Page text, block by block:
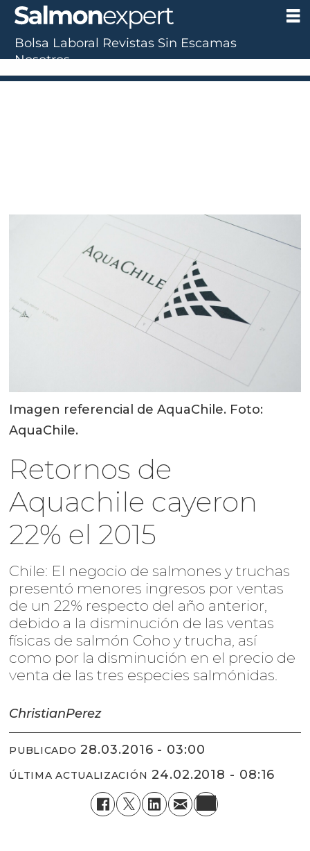
Imagen referencial de AquaChile. Foto:
AquaChile.
Retornos de
Aquachile cayeron
22% el 2015
Chile: El negocio de salmones y truchas
presentó menores ingresos por ventas
de un 22% respecto del año anterior,
debido a la disminución de las ventas
físicas de salmón Coho y trucha, así
como por la disminución en el precio de
venta de las tres especies salmónidas.
ChristianPerez
PUBLICADO 28.03.2016 - 03:00
ÚLTIMA ACTUALIZACIÓN 24.02.2018 - 08:16
Bolsa Laboral Revistas Sin Escamas
Nosotros